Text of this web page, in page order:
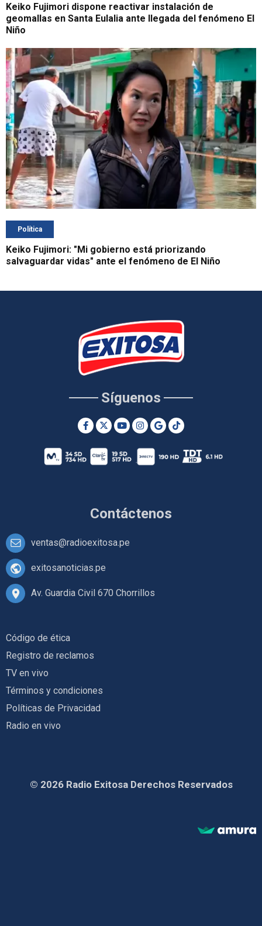
Keiko Fujimori dispone reactivar instalación de
geomallas en Santa Eulalia ante llegada del fenómeno El
Niño
Política
Keiko Fujimori: "Mi gobierno está priorizando
salvaguardar vidas" ante el fenómeno de El Niño
Contáctenos
ventas@radioexitosa.pe
exitosanoticias.pe
Av. Guardia Civil 670 Chorrillos
Síguenos
Código de ética
Registro de reclamos
TV en vivo
Términos y condiciones
Políticas de Privacidad
Radio en vivo
© 2026 Radio Exitosa Derechos Reservados